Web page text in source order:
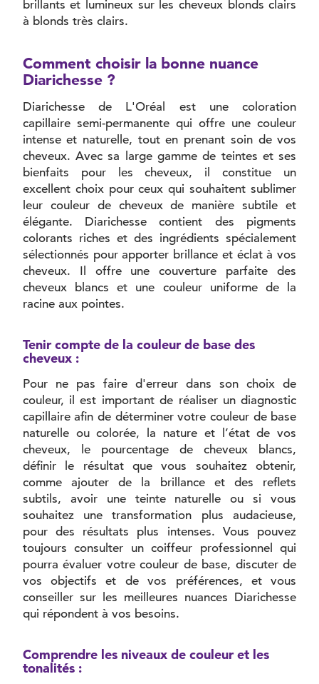
brillants et lumineux sur les cheveux blonds clairs
à blonds très clairs.
Comment choisir la bonne nuance
Diarichesse ?
Diarichesse de L'Oréal est une coloration
capillaire semi-permanente qui offre une couleur
intense et naturelle, tout en prenant soin de vos
cheveux. Avec sa large gamme de teintes et ses
bienfaits pour les cheveux, il constitue un
excellent choix pour ceux qui souhaitent sublimer
leur couleur de cheveux de manière subtile et
élégante. Diarichesse contient des pigments
colorants riches et des ingrédients spécialement
sélectionnés pour apporter brillance et éclat à vos
cheveux. Il offre une couverture parfaite des
cheveux blancs et une couleur uniforme de la
racine aux pointes.
Tenir compte de la couleur de base des
cheveux :
Pour ne pas faire d'erreur dans son choix de
couleur, il est important de réaliser un diagnostic
capillaire afin de déterminer votre couleur de base
naturelle ou colorée, la nature et l’état de vos
cheveux, le pourcentage de cheveux blancs,
définir le résultat que vous souhaitez obtenir,
comme ajouter de la brillance et des reflets
subtils, avoir une teinte naturelle ou si vous
souhaitez une transformation plus audacieuse,
pour des résultats plus intenses. Vous pouvez
toujours consulter un coiffeur professionnel qui
pourra évaluer votre couleur de base, discuter de
vos objectifs et de vos préférences, et vous
conseiller sur les meilleures nuances Diarichesse
qui répondent à vos besoins.
Comprendre les niveaux de couleur et les
tonalités :